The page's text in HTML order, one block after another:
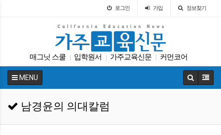
로그인 가입 정보찾기
매그닛 스쿨 입학원서 가주교육신문 커먼코어
| 휴교 에세이 학교급식 원서 특별활동
MENU
남경윤의 의대칼럼